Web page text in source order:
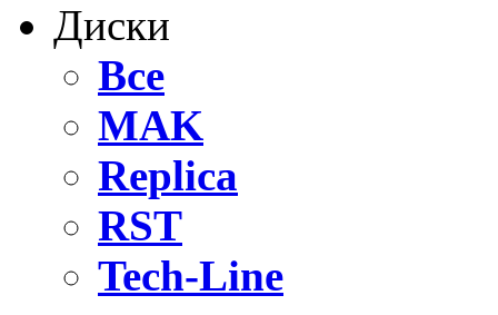
Диски
Все
MAK
Replica
RST
Tech-Line